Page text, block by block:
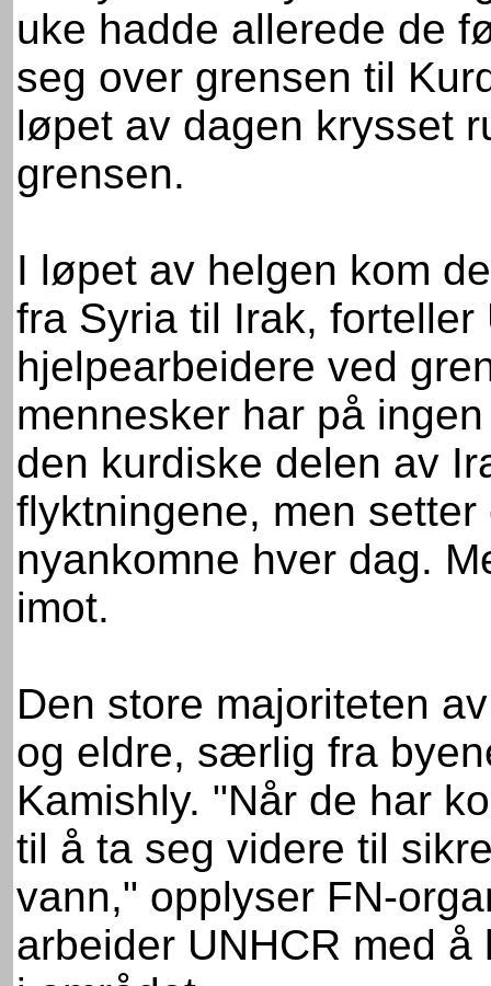
uke hadde allerede de
seg over grensen til
løpet av dagen krysset
grensen.
I løpet av helgen kom
fra Syria til Irak,
hjelpearbeidere ved
mennesker har på
den kurdiske delen av
flyktningene, men
nyankomne hver dag.
imot.
Den store majoriteten
og eldre, særlig fra
Kamishly. "Når de har
til å ta seg videre til
vann," opplyser FN-
arbeider UNHCR med